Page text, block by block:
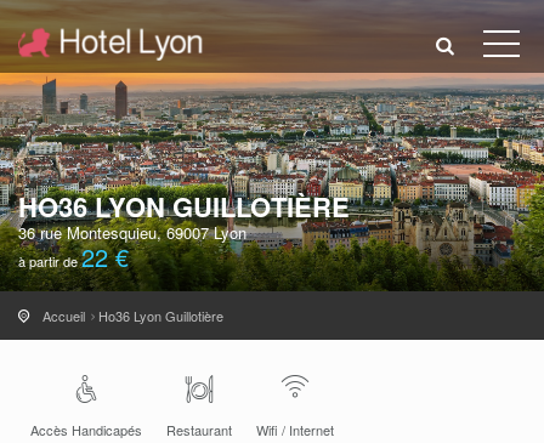
HO36 LYON GUILLOTIÈRE
36 rue Montesquieu, 69007 Lyon
à partir de22 €
Accueil Ho36 Lyon Guillotière
Accès Handicapés Restaurant Wifi / Internet